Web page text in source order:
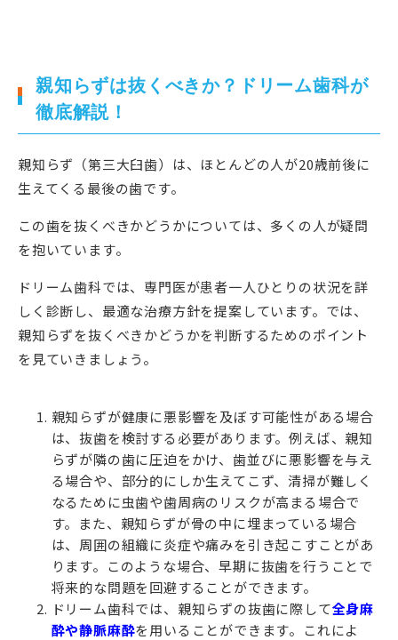
親知らずは抜くべきか？ドリーム歯科が
徹底解説！
親知らず（第三大臼歯）は、ほとんどの人が20歳前後に
生えてくる最後の歯です。
この歯を抜くべきかどうかについては、多くの人が疑問
を抱いています。
ドリーム歯科では、専門医が患者一人ひとりの状況を詳
しく診断し、最適な治療方針を提案しています。では、
親知らずを抜くべきかどうかを判断するためのポイント
を見ていきましょう。
親知らずが健康に悪影響を及ぼす可能性がある場合
は、抜歯を検討する必要があります。例えば、親知
らずが隣の歯に圧迫をかけ、歯並びに悪影響を与え
る場合や、部分的にしか生えてこず、清掃が難しく
なるために虫歯や歯周病のリスクが高まる場合で
す。また、親知らずが骨の中に埋まっている場合
は、周囲の組織に炎症や痛みを引き起こすことがあ
ります。このような場合、早期に抜歯を行うことで
将来的な問題を回避することができます。
ドリーム歯科では、親知らずの抜歯に際して全身麻
酔や静脈麻酔を用いることができます。これによ